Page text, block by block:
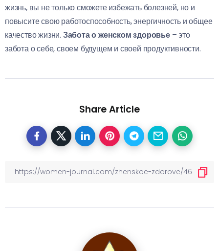
жизнь, вы не только сможете избежать болезней, но и
повысите свою работоспособность, энергичность и общее
качество жизни. Забота о женском здоровье– это
забота о себе, своем будущем и своей продуктивности.
Share Article